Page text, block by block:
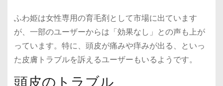
ふわ姫は女性専用の育毛剤として市場に出ています
が、一部のユーザーからは「効果なし」との声も上が
っています。特に、頭皮が痛みや痒みが出る、といっ
た皮膚トラブルを訴えるユーザーもいるようです。
頭皮のトラブル